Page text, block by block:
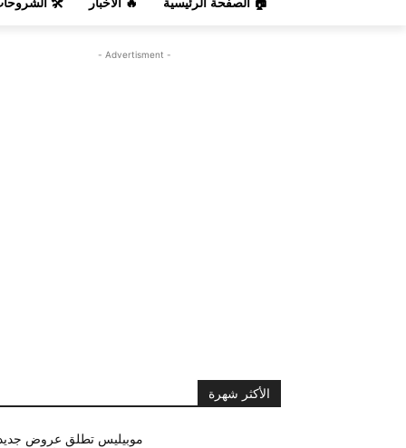
🏠 الصفحة الرئيسية 🔥 الأخبار 🛠️
- Advertisment -
الأكثر شهرة
موبيليس تطلق عروض